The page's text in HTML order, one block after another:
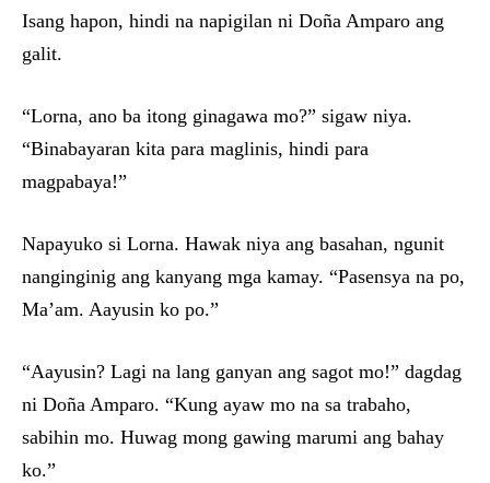
Isang hapon, hindi na napigilan ni Doña Amparo ang
galit.
“Lorna, ano ba itong ginagawa mo?” sigaw niya.
“Binabayaran kita para maglinis, hindi para
magpabaya!”
Napayuko si Lorna. Hawak niya ang basahan, ngunit
nanginginig ang kanyang mga kamay. “Pasensya na po,
Ma’am. Aayusin ko po.”
“Aayusin? Lagi na lang ganyan ang sagot mo!” dagdag
ni Doña Amparo. “Kung ayaw mo na sa trabaho,
sabihin mo. Huwag mong gawing marumi ang bahay
ko.”